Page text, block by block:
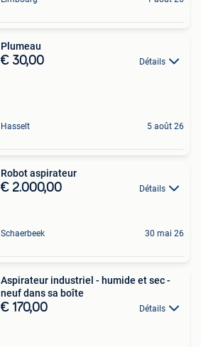
Plumeau
€ 30,00 Détails
Hasselt 5 août 26
Robot aspirateur
€ 2.000,00 Détails
Schaerbeek 30 mai 26
Aspirateur industriel - humide et sec -
neuf dans sa boîte
€ 170,00 Détails